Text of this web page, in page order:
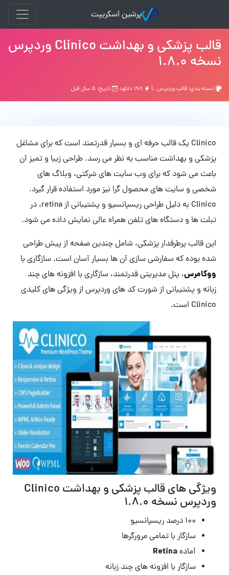
پرشین اسکریپت
قالب پزشکی و بهداشت Clinico وردپرس
نسخه 1.8.0
دسته بندی: قالب وردپرس, | تاریخ: ۵ سال قبل
Clinico یک قالب حرفه ای و بسیار قدرتمند است که برای مشاغل
پزشکی و بهداشت مناسب به نظر می رسد. طراحی زیبا و تمیز آن
باعث می شود که برای وب سایت های شرکتی، وبلاگ های
شخصی و سایت های محصول گرا نیز مورد استفاده قرار گیرد.
Clinico به دلیل طراحی ریسپانسیو و پشتیبانی از retina، در
تبلت ها و دستگاه های تلفن همراه عالی نمایش داده می شود.
این قالب پرطرفدار پزشکی، شامل چندین صفحه از پیش طراحی
شده بوده که سفارشی سازی آن ها بسیار آسان است. سازگاری با
ووکامرس، پنل مدیریتی قدرتمند، سازگاری با افزونه های چند
زبانه و پشتیبانی از شورت کد های وردپرس از ویژگی های کلیدی
Clinico است.
ویژگی های قالب پزشکی و بهداشت Clinico
وردپرس نسخه 1.8.0
۱۰۰ درصد ریسپانسیو
سازگار با تمامی مرورگرها
آمادهRetina
سازگار با افزونه های چند زبانه